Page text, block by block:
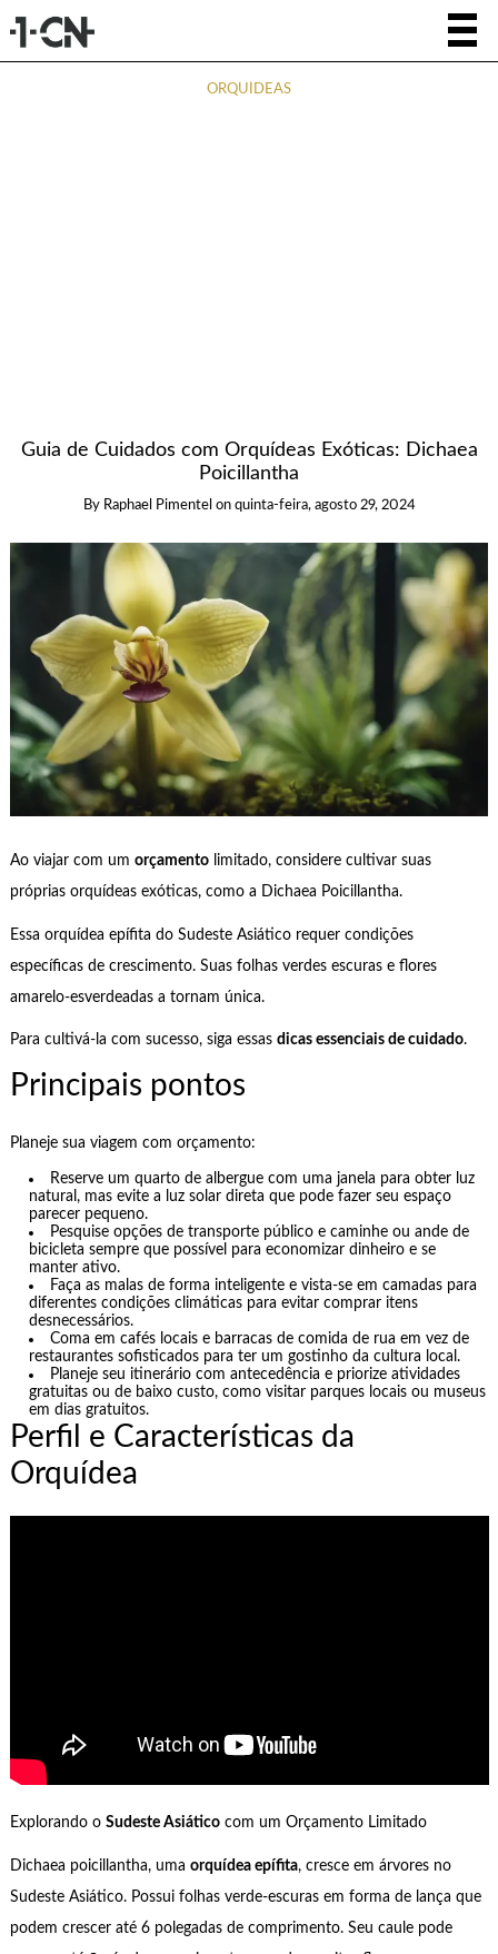
ORQUÍDEAS
Guia de Cuidados com Orquídeas Exóticas: Dichaea
Poicillantha
By Raphael Pimentel on quinta-feira, agosto 29, 2024
Ao viajar com um orçamentolimitado, considere cultivar suas
próprias orquídeas exóticas, como a Dichaea Poicillantha.
Essa orquídea epífita do Sudeste Asiático requer condições
específicas de crescimento. Suas folhas verdes escuras e flores
amarelo-esverdeadas a tornam única.
Para cultivá-la com sucesso, siga essas dicas essenciais de cuidado.
Principais pontos
Planeje sua viagem com orçamento:
Reserve um quarto de albergue com uma janela para obter luz
natural, mas evite a luz solar direta que pode fazer seu espaço
parecer pequeno.
Pesquise opções de transporte público e caminhe ou ande de
bicicleta sempre que possível para economizar dinheiro e se
manter ativo.
Faça as malas de forma inteligente e vista-se em camadas para
diferentes condições climáticas para evitar comprar itens
desnecessários.
Coma em cafés locais e barracas de comida de rua em vez de
restaurantes sofisticados para ter um gostinho da cultura local.
Planeje seu itinerário com antecedência e priorize atividades
gratuitas ou de baixo custo, como visitar parques locais ou museus
em dias gratuitos.
Perfil e Características da
Orquídea
Explorando o Sudeste Asiáticocom um Orçamento Limitado
Dichaea poicillantha, uma orquídea epífita, cresce em árvores no
Sudeste Asiático. Possui folhas verde-escuras em forma de lança que
podem crescer até 6 polegadas de comprimento. Seu caule pode